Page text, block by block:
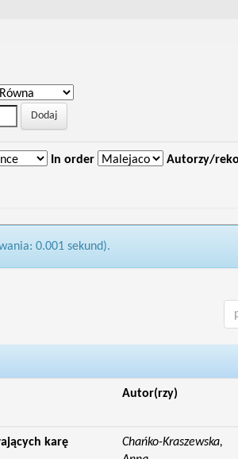
In order Autorzy/
0.001 sekund).
Autor(rzy)
karę
Chańko-Kraszewska,